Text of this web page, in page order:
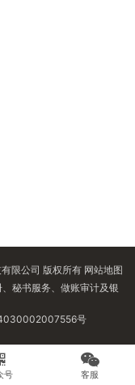
限公司 版权所有 网站地图
秘书服务、做账审计及银
号
号 客服